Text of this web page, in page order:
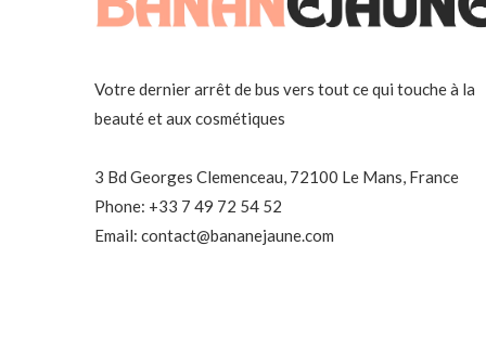
Votre dernier arrêt de bus vers tout ce qui touche à la
beauté et aux cosmétiques
3 Bd Georges Clemenceau, 72100 Le Mans, France
Phone: +33 7 49 72 54 52
Email: contact@bananejaune.com